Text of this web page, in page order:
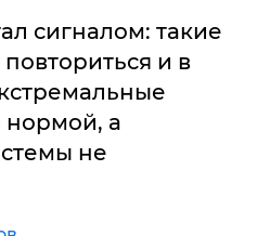
сигналом: такие
и в
нормой, а
не